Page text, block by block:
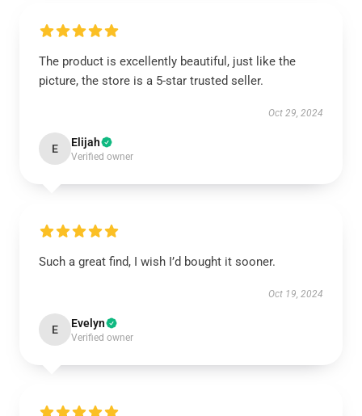
The product is excellently beautiful, just like the
picture, the store is a 5-star trusted seller.
Oct 29, 2024
E Elijah
Verified owner
Such a great find, I wish I’d bought it sooner.
Oct 19, 2024
E Evelyn
Verified owner